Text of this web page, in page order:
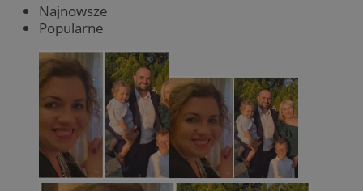
Najnowsze
Popularne